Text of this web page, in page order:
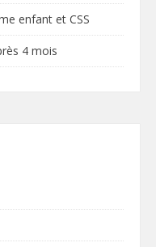
enfant et CSS
4 mois